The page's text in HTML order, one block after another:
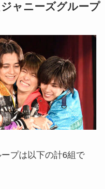
ャニーズグループ
プは以下の計6組で